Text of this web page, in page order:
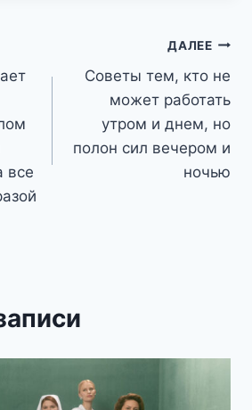
все
ДАЛЕЕ
Советы тем, кто не
может работать
утром и днем, но
полон сил вечером и
ночью